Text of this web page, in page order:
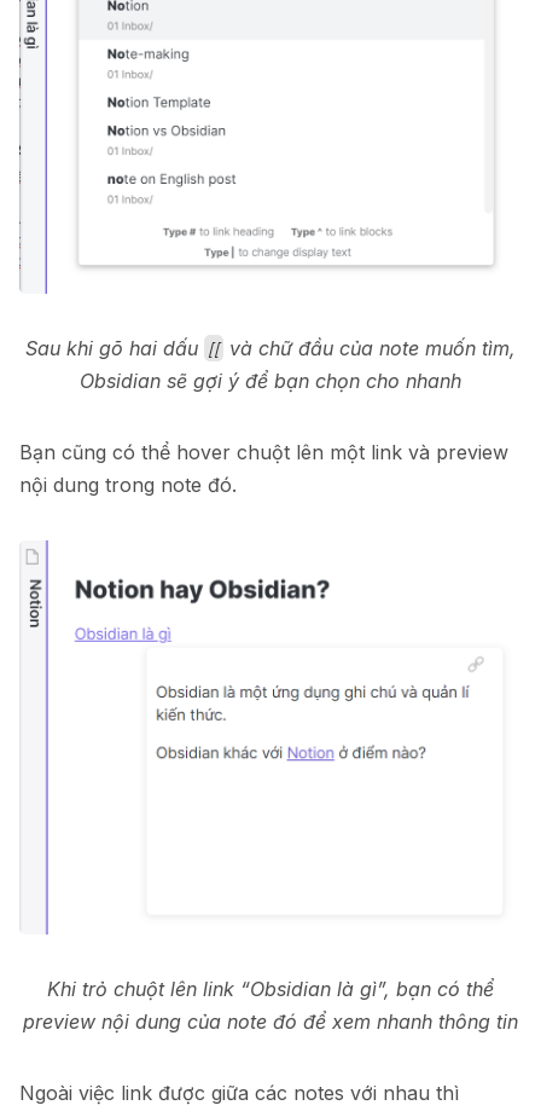
Sau khi gõ hai dấu [[ và chữ đầu của note muốn tìm,
Obsidian sẽ gợi ý để bạn chọn cho nhanh
Bạn cũng có thể hover chuột lên một link và preview
nội dung trong note đó.
Khi trỏ chuột lên link “Obsidian là gì”, bạn có thể
preview nội dung của note đó để xem nhanh thông tin
Ngoài việc link được giữa các notes với nhau thì